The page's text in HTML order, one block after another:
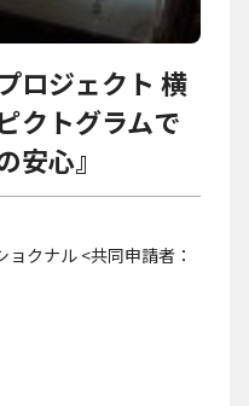
ロジェクト 横
クトグラムで
安心』
クナル <共同申請者：